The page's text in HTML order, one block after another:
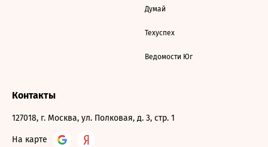
Думай
Техуспех
Ведомости Юг
Контакты
127018, г. Москва, ул. Полковая, д. 3, стр. 1
На карте